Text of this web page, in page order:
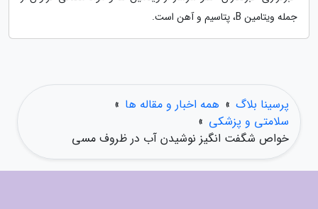
جمله ویتامین B، پتاسیم و آهن است.
پرسینا بلاگ » همه اخبار و مقاله ها »
سلامتی و پزشکی »
خواص شگفت انگیز نوشیدن آب در ظروف مسی